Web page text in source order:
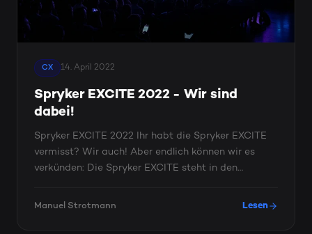
CX 14. April 2022
Spryker EXCITE 2022 - Wir sind
dabei!
Spryker EXCITE 2022 Ihr habt die Spryker EXCITE
vermisst? Wir auch! Aber endlich können wir es
verkünden: Die Spryker EXCITE steht in den
Manuel Strotmann Lesen